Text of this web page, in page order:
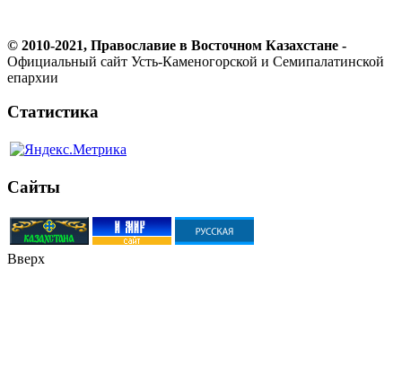
© 2010-2021, Православие в Восточном Казахстане -
Официальный сайт Усть-Каменогорской и Семипалатинской
епархии
Статистика
Сайты
Вверх